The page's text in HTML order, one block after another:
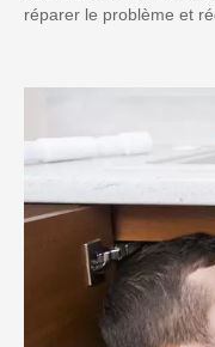
réparer le problème et